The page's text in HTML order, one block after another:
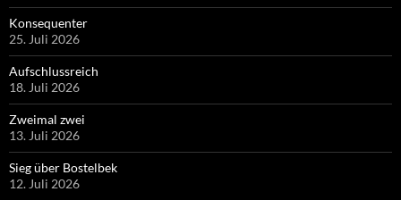
Konsequenter
25. Juli 2026
Aufschlussreich
18. Juli 2026
Zweimal zwei
13. Juli 2026
Sieg über Bostelbek
12. Juli 2026